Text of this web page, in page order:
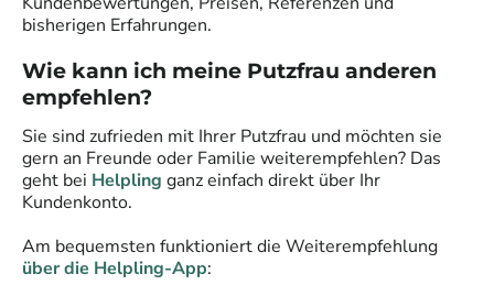
bisherigen Erfahrungen.
Wie kann ich meine Putzfrau anderen
empfehlen?
Sie sind zufrieden mit Ihrer Putzfrau und möchten sie
gern an Freunde oder Familie weiterempfehlen? Das
geht bei Helpling ganz einfach direkt über Ihr
Kundenkonto.
Am bequemsten funktioniert die Weiterempfehlung
über die Helpling-App: